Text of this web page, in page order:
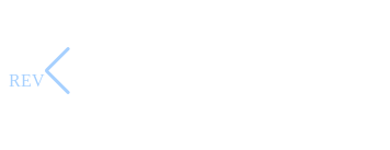
PREV